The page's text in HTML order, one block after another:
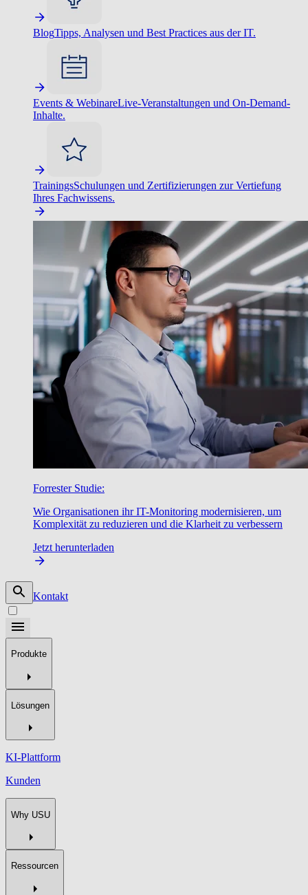
BlogTipps, Analysen und Best Practices aus der IT.
Events & WebinareLive-Veranstaltungen und On-Demand-
Inhalte.
TrainingsSchulungen und Zertifizierungen zur Vertiefung
Ihres Fachwissens.
Forrester Studie:
Wie Organisationen ihr IT-Monitoring modernisieren, um
Komplexität zu reduzieren und die Klarheit zu verbessern
Jetzt herunterladen
Kontakt
Produkte
Lösungen
KI-Plattform
Kunden
Why USU
Ressourcen